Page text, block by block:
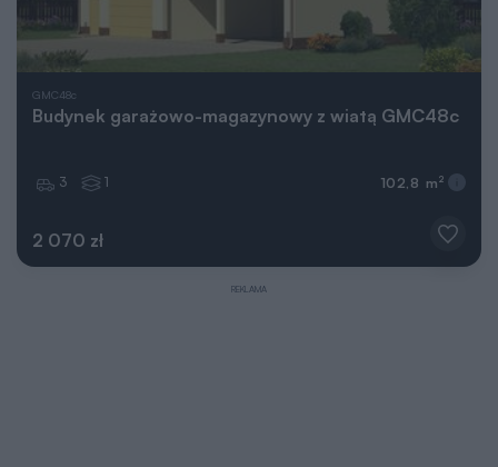
GMC48c
Budynek garażowo-magazynowy z wiatą GMC48c
2 070 zł
3 1 102,8 m 2
REKLAMA